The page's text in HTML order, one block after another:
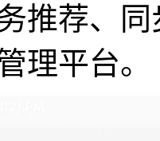
推荐、
理平台。